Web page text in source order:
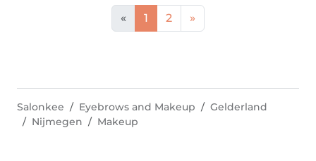
« 1 2 »
Salonkee Eyebrows and Makeup
Gelderland
Nijmegen
Makeup